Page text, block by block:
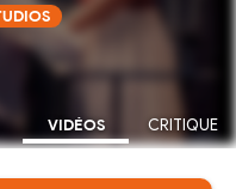
VIDÉOS CRITIQUE